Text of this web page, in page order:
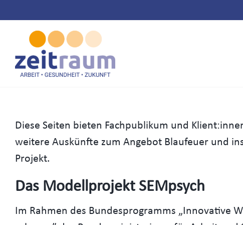
springen
Diese Seiten bieten Fachpublikum und
weitere Auskünfte zum Angebot Blaufeuer und
Projekt.
Das Modellprojekt SEMpsych
Im Rahmen des Bundesprogramms „Innovative